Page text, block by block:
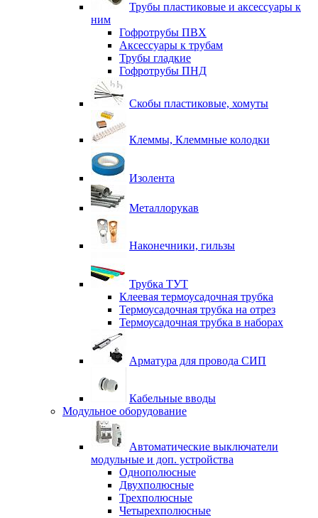
Трубы пластиковые и аксессуары к
ним
Гофротрубы ПВХ
Аксессуары к трубам
Трубы гладкие
Гофротрубы ПНД
Скобы пластиковые, хомуты
Клеммы, Клеммные колодки
Изолента
Металлорукав
Наконечники, гильзы
Трубка ТУТ
Клеевая термоусадочная трубка
Термоусадочная трубка на отрез
Термоусадочная трубка в наборах
Арматура для провода СИП
Кабельные вводы
Модульное оборудование
Автоматические выключатели
модульные и доп. устройства
Однополюсные
Двухполюсные
Трехполюсные
Четырехполюсные